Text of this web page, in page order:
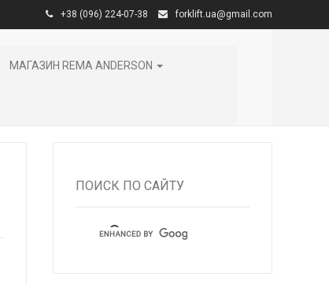
+38 (096) 224-07-38 forklift.ua@gmail.com
МАГАЗИН REMA ANDERSON
ПОИСК ПО САЙТУ